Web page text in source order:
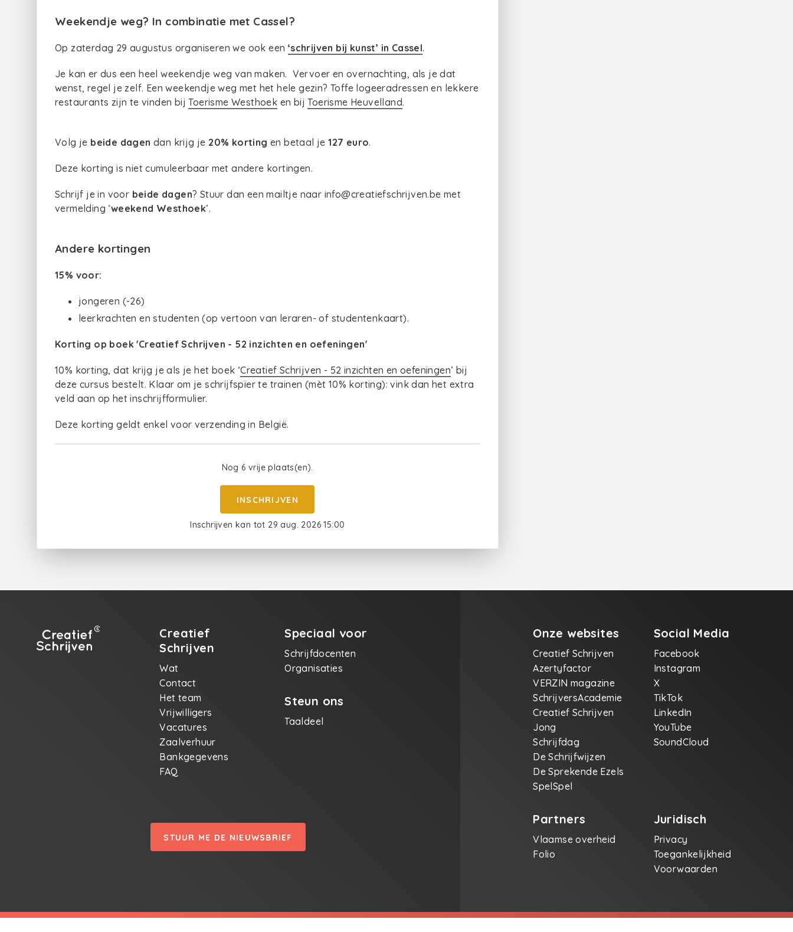
Weekendje weg? In combinatie met Cassel?
Op zaterdag 29 augustus organiseren we ook een ‘schrijven bij kunst’ in Cassel.
Je kan er dus een heel weekendje weg van maken. Vervoer en overnachting, als je dat
wenst, regel je zelf. Een weekendje weg met het hele gezin? Toffe logeeradressen en lekkere
restaurants zijn te vinden bijToerisme Westhoek en bijToerisme Heuvelland.
Volg je beide dagen dan krijg je 20% korting en betaal je127 euro.
Deze korting is niet cumuleerbaar met andere kortingen.
Schrijf je in voor beide dagen? Stuur dan een mailtje naar info@creatiefschrijven.be met
vermelding ‘weekend Westhoek’.
Andere kortingen
15% voor:
jongeren (-26)
leerkrachten en studenten (op vertoon van leraren- of studentenkaart).
Korting op boek 'Creatief Schrijven - 52 inzichten en oefeningen'
10% korting, dat krijg je als je het boek ‘Creatief Schrijven - 52 inzichten en oefeningen’ bij
deze cursus bestelt. Klaar om je schrijfspier te trainen (mèt 10% korting): vink dan het extra
veld aan op het inschrijfformulier.
Deze korting geldt enkel voor verzending in België.
Nog 6 vrije plaats(en).
INSCHRIJVEN
Inschrijven kan tot 29 aug. 2026 15:00
Creatief
Schrijven
Wat
Contact
Het team
Vrijwilligers
Vacatures
Zaalverhuur
Bankgegevens
FAQ
Speciaal voor
Schrijfdocenten
Organisaties
Steun ons
Taaldeel
STUUR ME DE NIEUWSBRIEF
Onze websites
Creatief Schrijven
Azertyfactor
VERZIN magazine
SchrijversAcademie
Creatief Schrijven
Jong
Schrijfdag
De Schrijfwijzen
De Sprekende Ezels
SpelSpel
Social Media
Facebook
Instagram
X
TikTok
LinkedIn
YouTube
SoundCloud
Partners
Vlaamse overheid
Folio
Juridisch
Privacy
Toegankelijkheid
Voorwaarden